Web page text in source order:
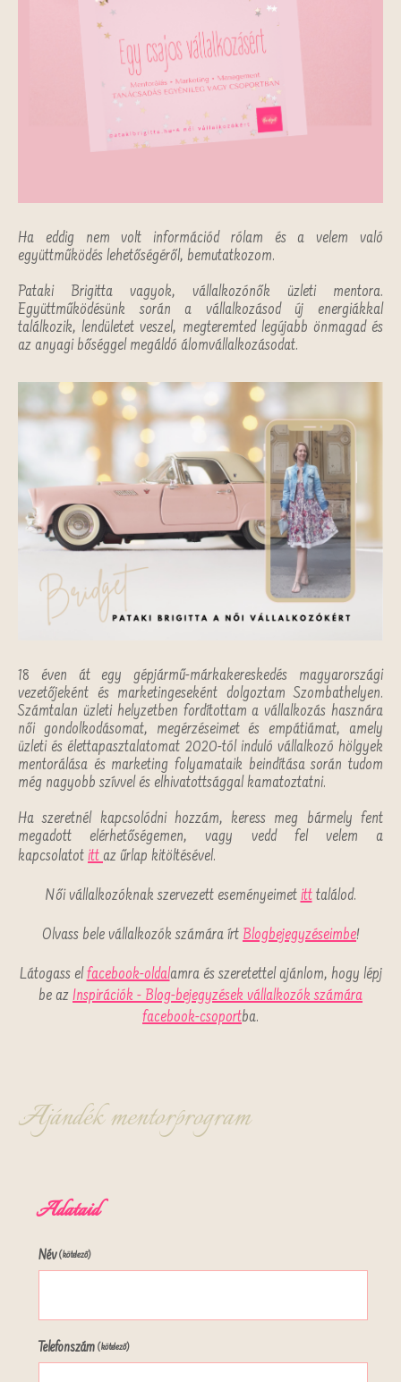
Ha eddig nem volt információd rólam és a velem való
együttműködés lehetőségéről, bemutatkozom.
Pataki Brigitta vagyok, vállalkozónők üzleti mentora.
Együttműködésünk során a vállalkozásod új energiákkal
találkozik, lendületet veszel, megteremted legújabb önmagad és
az anyagi bőséggel megáldó álomvállalkozásodat.
18 éven át egy gépjármű-márkakereskedés magyarországi
vezetőjeként és marketingeseként dolgoztam Szombathelyen.
Számtalan üzleti helyzetben fordítottam a vállalkozás hasznára
női gondolkodásomat, megérzéseimet és empátiámat, amely
üzleti és élettapasztalatomat 2020-tól induló vállalkozó hölgyek
mentorálása és marketing folyamataik beindítása során tudom
még nagyobb szívvel és elhivatottsággal kamatoztatni.
Ha szeretnél kapcsolódni hozzám, keress meg bármely fent
megadott elérhetőségemen, vagy vedd fel velem a
kapcsolatot ittaz űrlap kitöltésével.
Női vállalkozóknak szervezett eseményeimetitttalálod.
Olvass bele vállalkozók számára írt Blogbejegyzéseimbe!
Látogass elfacebook-oldalamra és szeretettel ajánlom, hogy lépj
be az Inspirációk - Blog-bejegyzések vállalkozók számára
facebook-csoportba.
Ajándék mentorprogram
Adataid
Név(kötelező)
Telefonszám (kötelező)